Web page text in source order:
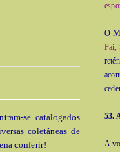
O
Pai,
53.
A
se catalogados
coletâneas de
conferir!